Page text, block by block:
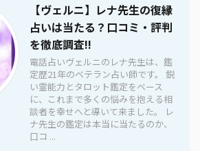
【ヴェルニ】レナ先生の復縁
占いは当たる？口コミ・評判
を徹底調査!!
電話占いヴェルニのレナ先生は、鑑
定歴21年のベテラン占い師です。 鋭
い霊能力とタロット鑑定をベース
に、これまで多くの悩みを抱える相
談者を幸せへと導いて来ました。 レ
ナ先生の鑑定は本当に当たるのか、
口コ ...